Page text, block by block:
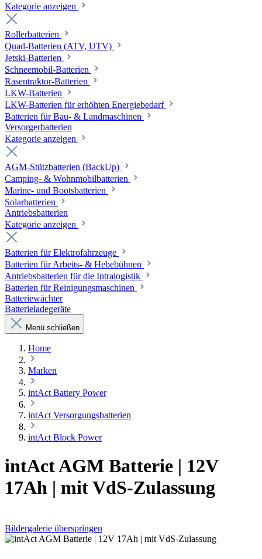
Kategorie anzeigen
Rollerbatterien
Quad-Batterien (ATV, UTV)
Jetski-Batterien
Schneemobil-Batterien
Rasentraktor-Batterien
LKW-Batterien
LKW-Batterien für erhöhten Energiebedarf
Batterien für Bau- & Landmaschinen
Versorgerbatterien
Kategorie anzeigen
AGM-Stützbatterien (BackUp)
Camping- & Wohnmobilbatterien
Marine- und Bootsbatterien
Solarbatterien
Antriebsbatterien
Kategorie anzeigen
Batterien für Elektrofahrzeuge
Batterien für Arbeits- & Hebebühnen
Antriebsbatterien für die Intralogistik
Batterien für Reinigungsmaschinen
Batteriewächter
Batterieladegeräte
Menü schließen
Home
Marken
intAct Battery Power
intAct Versorgungsbatterien
intAct Block Power
intAct AGM Batterie | 12V
17Ah | mit VdS-Zulassung
Bildergalerie überspringen